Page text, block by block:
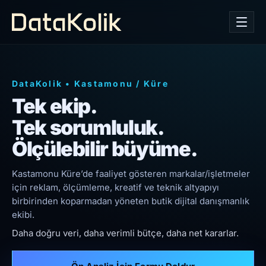
DataKolik • Kastamonu / Küre
Tek ekip.
Tek sorumluluk.
Ölçülebilir büyüme.
Kastamonu Küre’de faaliyet gösteren markalar/işletmeler
için reklam, ölçümleme, kreatif ve teknik altyapıyı
birbirinden koparmadan yöneten butik dijital danışmanlık
ekibi.
Daha doğru veri, daha verimli bütçe, daha net kararlar.